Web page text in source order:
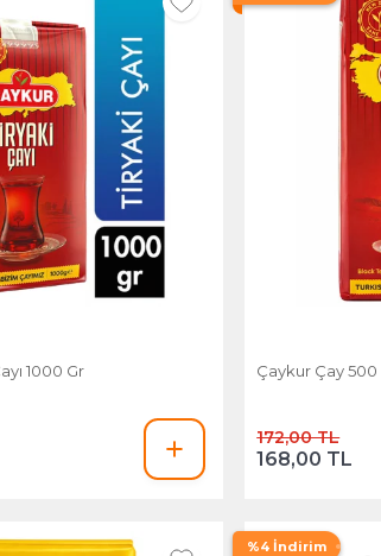
1000 Gr Çaykur Çay 500
172,00 TL
168,00 TL
%4 İndirim